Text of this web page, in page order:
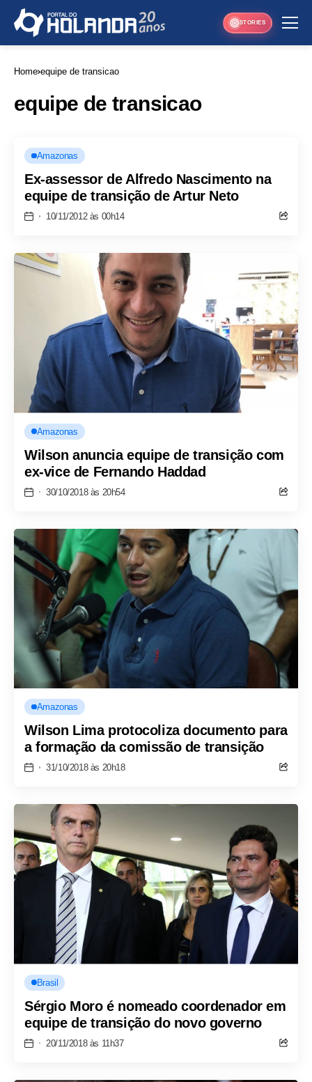
STORIES
Home equipe de transicao
equipe de transicao
Amazonas
Ex-assessor de Alfredo Nascimento na
equipe de transição de Artur Neto
10/11/2012 às 00h14
Amazonas
Wilson anuncia equipe de transição com
ex-vice de Fernando Haddad
30/10/2018 às 20h54
Amazonas
Wilson Lima protocoliza documento para
a formação da comissão de transição
31/10/2018 às 20h18
Brasil
Sérgio Moro é nomeado coordenador em
equipe de transição do novo governo
20/11/2018 às 11h37